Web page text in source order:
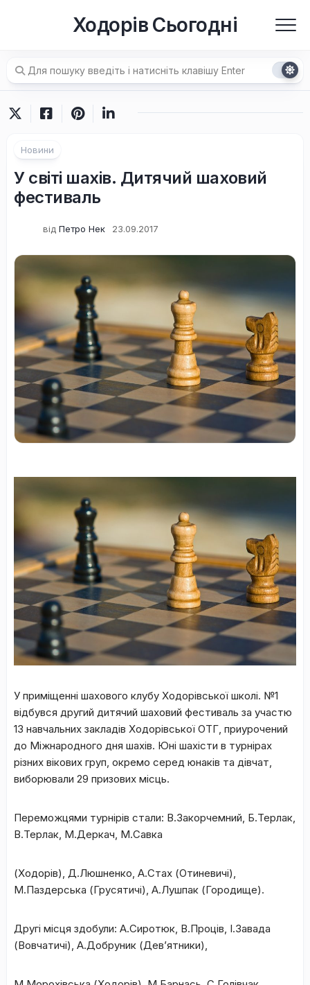
Ходорів Сьогодні
Новини
У світі шахів. Дитячий шаховий
фестиваль
від Петро Нек 23.09.2017
У приміщенні шахового клубу Ходорівської школі. №1
відбувся другий дитячий шаховий фестиваль за участю
13 навчальних закладів Ходорівської ОТГ, приурочений
до Міжнародного дня шахів. Юні шахісти в турнірах
різних вікових груп, окремо серед юнаків та дівчат,
виборювали 29 призових місць.
Переможцями турнірів стали: В.Закорчемний, Б.Терлак,
В.Терлак, М.Деркач, М.Савка
(Ходорів), Д.Люшненко, А.Стах (Отиневичі),
М.Паздерська (Грусятичі), А.Лушпак (Городище).
Другі місця здобули: А.Сиротюк, В.Проців, І.Завада
(Вовчатичі), А.Добруник (Дев’ятники),